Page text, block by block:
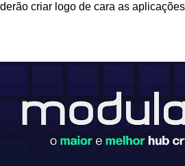
criar logo de cara as